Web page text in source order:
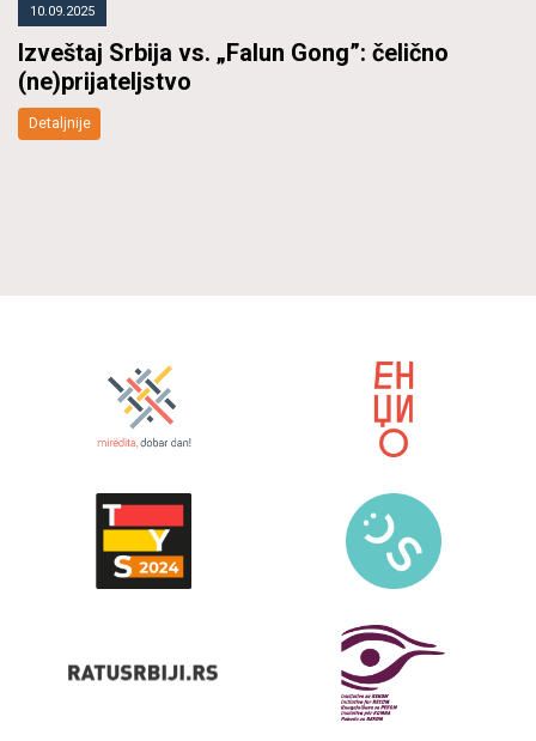
10.09.2025
Izveštaj Srbija vs. „Falun Gong”: čelično
(ne)prijateljstvo
Detaljnije